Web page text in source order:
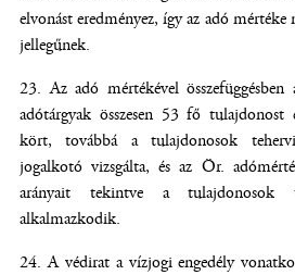
elvonást eredményez, így az adó
jellegűnek.
Az adó mértékével
adótárgyak összesen 53 fő
kört, továbbá a tulajdonosok
jogalkotó vizsgálta, és az Ör.
arányait tekintve a tulajdonosok
alkalmazkodik.
A védirat a vízjogi engedély